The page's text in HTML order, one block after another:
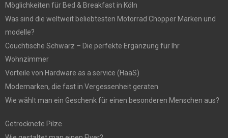
Möglichkeiten für Bed & Breakfast in Köln
Was sind die weltweit beliebtesten Motorrad Chopper Marken und
modelle?
Couchtische Schwarz – Die perfekte Ergänzung für Ihr
Wohnzimmer
Vorteile von Hardware as a service (HaaS)
Modemarken, die fast in Vergessenheit geraten
Wie wählt man ein Geschenk für einen besonderen Menschen aus?
Getrocknete Pilze